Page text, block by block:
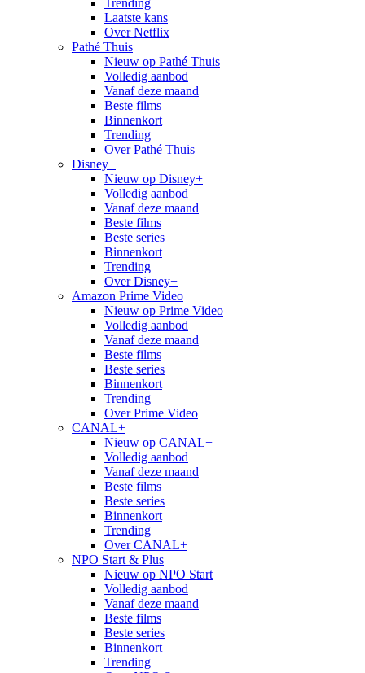
Trending
Laatste kans
Over Netflix
Pathé Thuis
Nieuw op Pathé Thuis
Volledig aanbod
Vanaf deze maand
Beste films
Binnenkort
Trending
Over Pathé Thuis
Disney+
Nieuw op Disney+
Volledig aanbod
Vanaf deze maand
Beste films
Beste series
Binnenkort
Trending
Over Disney+
Amazon Prime Video
Nieuw op Prime Video
Volledig aanbod
Vanaf deze maand
Beste films
Beste series
Binnenkort
Trending
Over Prime Video
CANAL+
Nieuw op CANAL+
Volledig aanbod
Vanaf deze maand
Beste films
Beste series
Binnenkort
Trending
Over CANAL+
NPO Start & Plus
Nieuw op NPO Start
Volledig aanbod
Vanaf deze maand
Beste films
Beste series
Binnenkort
Trending